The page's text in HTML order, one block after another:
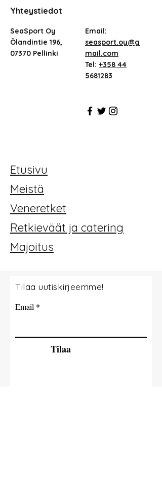
Yhteystiedot
SeaSport Oy
Ölandintie 196,
07370 Pellinki
Email:
seasport.oy@g
mail.com
Tel: +358 44
5681283
Etusivu
Meistä
Veneretket
Retkieväät ja catering
Majoitus
Tilaa uutiskirjeemme!
Email
Tilaa